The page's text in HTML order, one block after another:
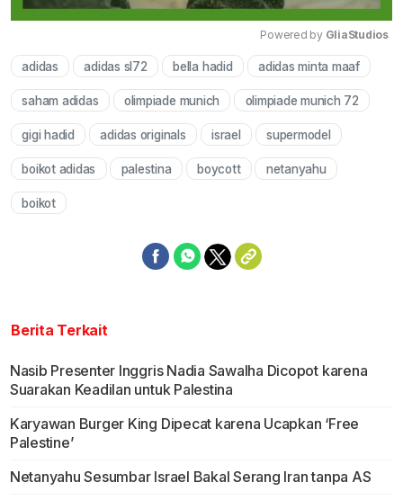
Mute
Powered by GliaStudios
adidas adidas sl72 bella hadid adidas minta maaf
saham adidas olimpiade munich olimpiade munich 72
gigi hadid adidas originals israel supermodel
boikot adidas palestina boycott netanyahu
boikot
Berita Terkait
Nasib Presenter Inggris Nadia Sawalha Dicopot karena
Suarakan Keadilan untuk Palestina
Karyawan Burger King Dipecat karena Ucapkan ‘Free
Palestine’
Netanyahu Sesumbar Israel Bakal Serang Iran tanpa AS